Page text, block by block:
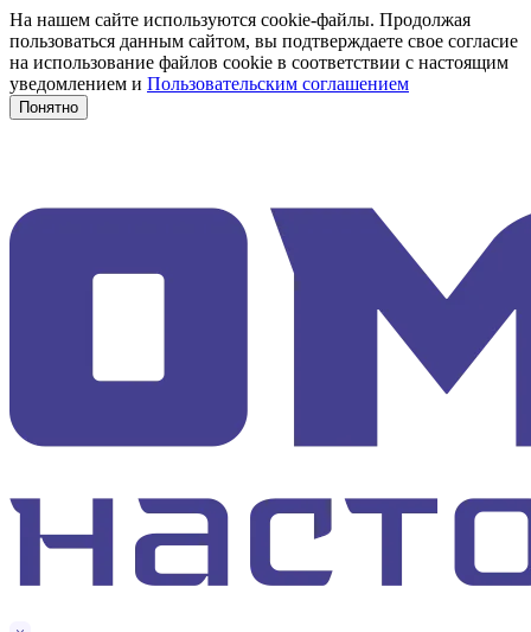
На нашем сайте используются cookie-файлы. Продолжая
пользоваться данным сайтом, вы подтверждаете свое согласие
на использование файлов cookie в соответствии с настоящим
уведомлением и Пользовательским соглашением
Понятно